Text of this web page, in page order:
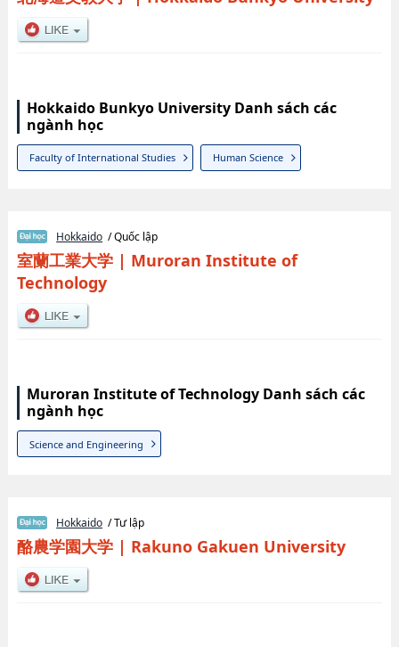
Hokkaido Bunkyo University Danh sách các
ngành học
Faculty of International Studies Human Science
Hokkaido / Quốc lập
室蘭工業大学| Muroran Institute of
Technology
Muroran Institute of Technology Danh sách các
ngành học
Science and Engineering
Hokkaido / Tư lập
酪農学園大学| Rakuno Gakuen University